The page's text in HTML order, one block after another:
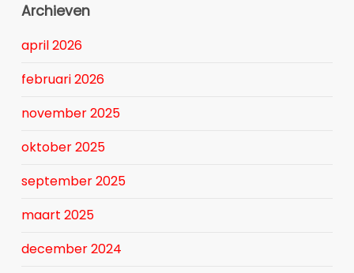
Archieven
april 2026
februari 2026
november 2025
oktober 2025
september 2025
maart 2025
december 2024